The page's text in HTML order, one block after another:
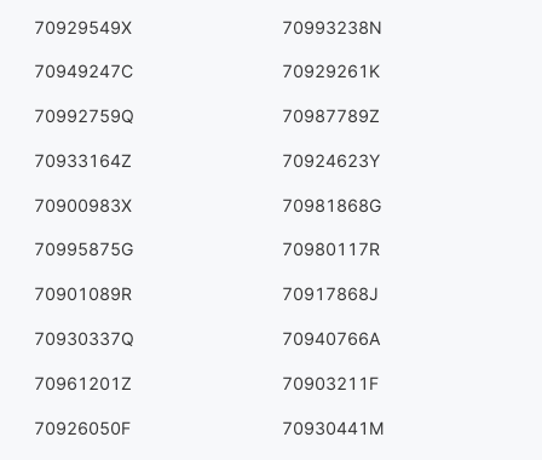
70929549X 70993238N
70949247C 70929261K
70992759Q 70987789Z
70933164Z 70924623Y
70900983X 70981868G
70995875G 70980117R
70901089R 70917868J
70930337Q 70940766A
70961201Z 70903211F
70926050F 70930441M